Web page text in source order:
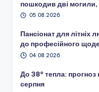
пошкодив дві
05.08.2026
Пансіонат для
до професійного
04.08.2026
До 38° тепла:
серпня